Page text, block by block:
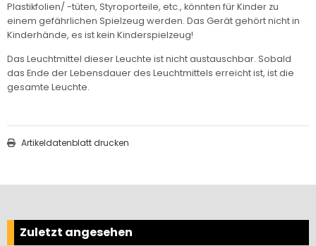
Plastikfolien/ -tüten, Styroporteile, etc., könnten für Kinder zu
einem gefährlichen Spielzeug werden. Das Gerät gehört nicht in
Kinderhände, es ist kein Kinderspielzeug!
Das Leuchtmittel dieser Leuchte ist nicht austauschbar. Sobald
das Ende der Lebensdauer des Leuchtmittels erreicht ist, ist die
gesamte Leuchte.
Artikeldatenblatt drucken
Zuletzt angesehen